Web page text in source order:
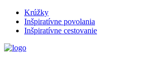
Krúžky
Inšpiratívne povolania
Inšpiratívne cestovanie